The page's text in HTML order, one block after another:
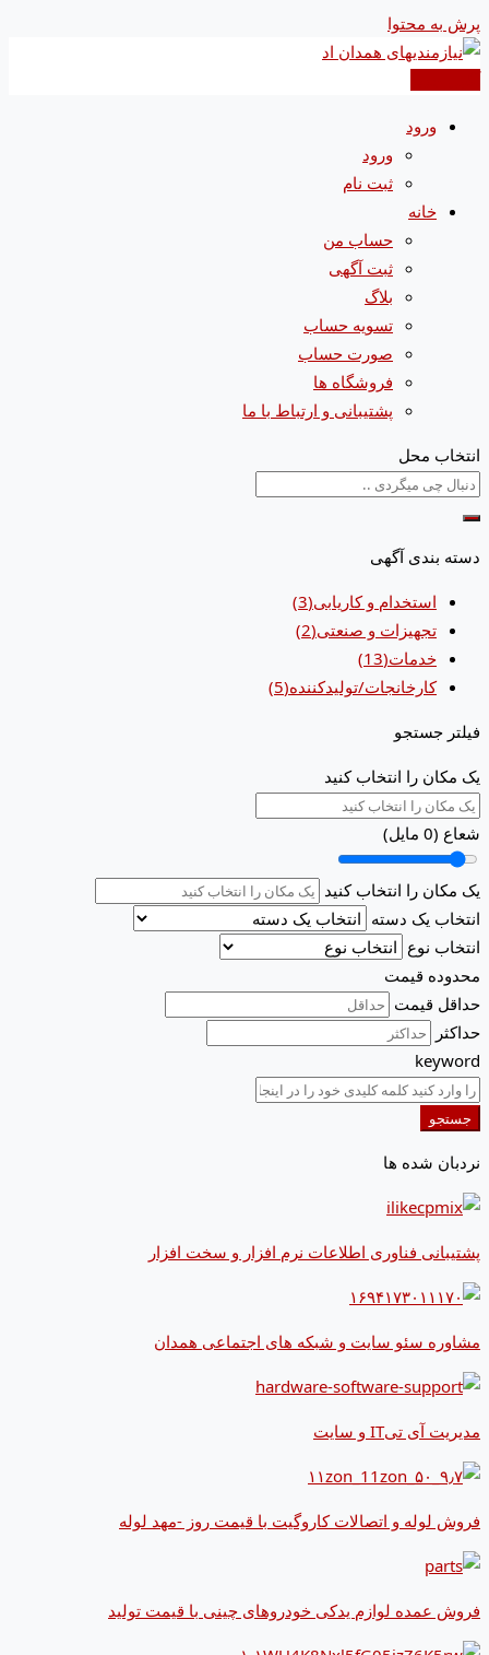
پرش به محتوا
ورود
ورود
ثبت نام
خانه
حساب من
ثبت آگهی
بلاگ
تسویه حساب
صورت حساب
فروشگاه ها
پشتیبانی و ارتباط با ما
انتخاب محل
دسته بندی آگهی
استخدام و کاریابی(3)
تجهیزات و صنعتی(2)
خدمات(13)
کارخانجات/تولیدکننده(5)
فیلتر جستجو
یک مکان را انتخاب کنید
شعاع (0 مایل)
یک مکان را انتخاب کنید
انتخاب یک دسته
انتخاب نوع
محدوده قیمت
حداقل قیمت
حداکثر
keyword
جستجو
نردبان شده ها
پشتیبانی فناوری اطلاعات نرم افزار و سخت افزار
مشاوره سئو سایت و شبکه های اجتماعی همدان
مدیریت آی تیIT و سایت
فروش لوله و اتصالات کاروگیت با قیمت روز -مهد لوله
فروش عمده لوازم یدکی خودروهای چینی با قیمت تولید